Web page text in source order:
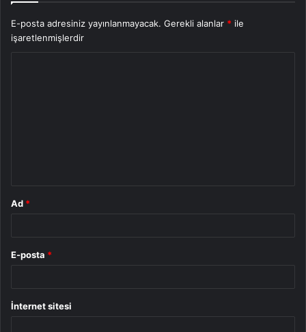
E-posta adresiniz yayınlanmayacak. Gerekli alanlar * ile
işaretlenmişlerdir
Ad *
E-posta *
İnternet sitesi